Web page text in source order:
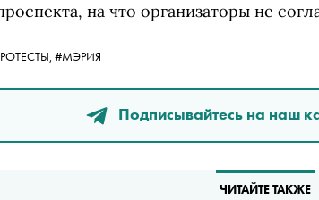
на что организаторы не
#МЭРИЯ
Подписывайтесь на наш
ЧИТАЙТЕ ТАКЖЕ